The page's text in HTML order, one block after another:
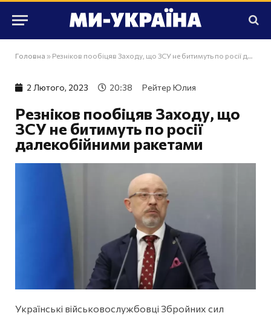
Головна » Резніков пообіцяв Заходу, що ЗСУ не битимуть по росії далекобійними ракетами
2 Лютого, 2023 20:38 Рейтер Юлия
Резніков пообіцяв Заходу, що
ЗСУ не битимуть по росії
далекобійними ракетами
Українські військовослужбовці Збройних сил